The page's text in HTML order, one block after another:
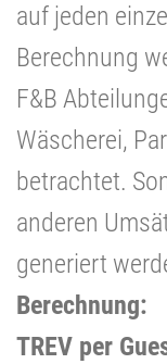
auf jeden
Berechnung
F&B
Wäscherei,
betrachtet.
anderen
generiert
Berechnung:
TREV per